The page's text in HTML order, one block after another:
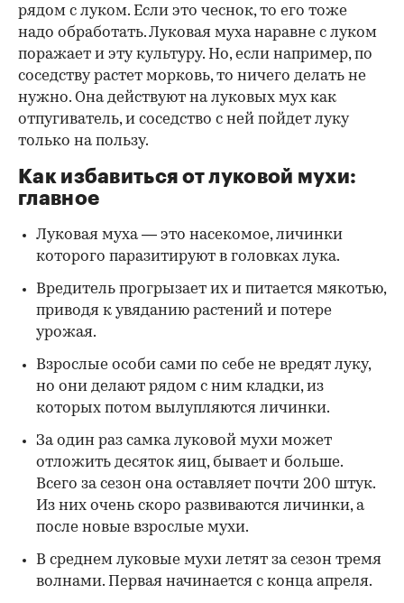
рядом с луком. Если это чеснок, то его тоже
надо обработать. Луковая муха наравне с луком
поражает и эту культуру. Но, если например, по
соседству растет морковь, то ничего делать не
нужно. Она действуют на луковых мух как
отпугиватель, и соседство с ней пойдет луку
только на пользу.
Как избавиться от луковой мухи:
главное
Луковая муха — это насекомое, личинки
которого паразитируют в головках лука.
Вредитель прогрызает их и питается мякотью,
приводя к увяданию растений и потере
урожая.
Взрослые особи сами по себе не вредят луку,
но они делают рядом с ним кладки, из
которых потом вылупляются личинки.
За один раз самка луковой мухи может
отложить десяток яиц, бывает и больше.
Всего за сезон она оставляет почти 200 штук.
Из них очень скоро развиваются личинки, а
после новые взрослые мухи.
В среднем луковые мухи летят за сезон тремя
волнами. Первая начинается с конца апреля.